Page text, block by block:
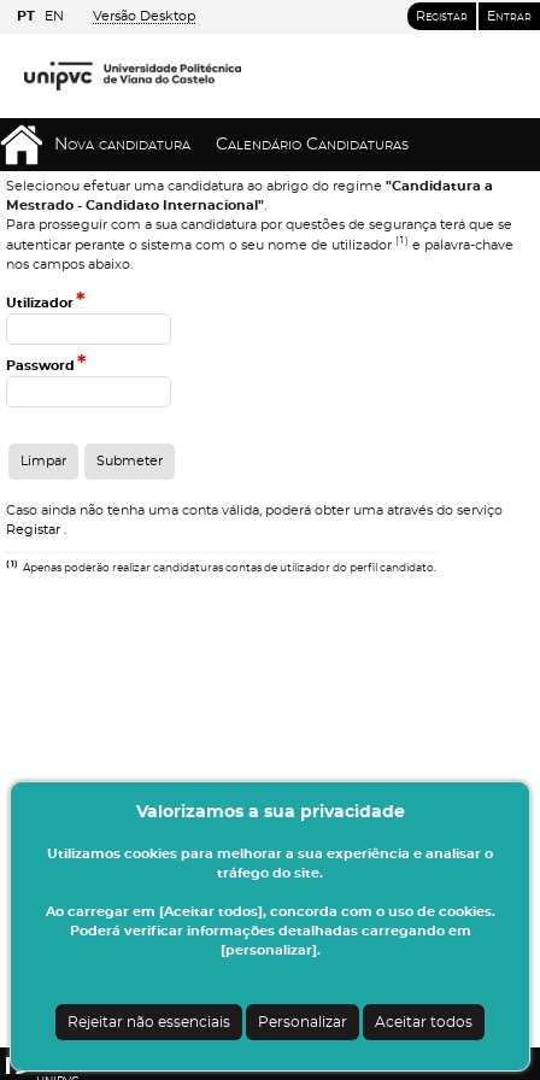
PT EN Versão Desktop Registar Entrar
Nova candidatura Calendário Candidaturas
Selecionou efetuar uma candidatura ao abrigo do regime "Candidatura a
Mestrado - Candidato Internacional"
Para prosseguir com a sua candidatura por questões de segurança terá que se
autenticar perante o sistema com o seu nome de utilizador (1) e palavra-chave
nos campos abaixo.
Utilizador*
Password *
Caso ainda não tenha uma conta válida, poderá obter uma através do serviço
Registar
(1) Apenas poderão realizar candidaturas contas de utilizador do perfil candidato.
sua matrícula/inscrição no presente ano letivo.
Todos os dados introduzidos serão da sua responsabilidade.
Valorizamos a sua privacidade
Utilizamos cookies para melhorar a sua experiência e analisar o
tráfego do site.
Ao carregar em [Aceitar todos], concorda com o uso de cookies.
Poderá verificar informações detalhadas carregando em
[personalizar].
Rejeitar não essenciais Personalizar Aceitar todos